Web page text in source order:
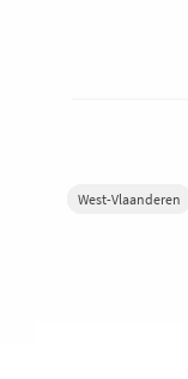
West-Vlaanderen